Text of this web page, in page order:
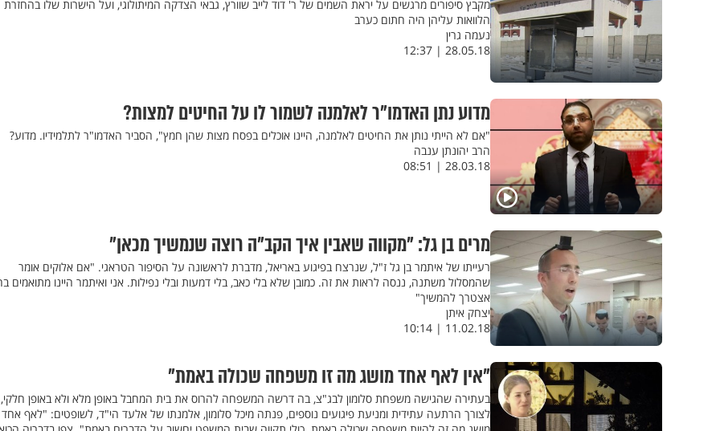
מקבץ סיפורים מרגשים על יראת השמים של ר' דוד לייב שוורץ, גבאי הצדקה המיתולוגי, ועל הישרות שלו בהחזרת
הלוואות עליהן היה חתום כערב
נעמה גרין
28.05.18 | 12:37
מדוע נתן האדמו"ר לאלמנה לשמור לו על החיטים למצות?
"אם לא הייתי נותן את החיטים לאלמנה, היינו אוכלים בפסח מצות שהן חמץ", הסביר האדמו"ר לתלמידיו. מדוע?
הרב יהונתן ענבה
28.03.18 | 08:51
מרים בן גל: "מקווה שאבין איך הקב"ה רוצה שנמשיך מכאן"
רעייתו של איתמר בן גל ז"ל, שנרצח בפיגוע באריאל, מדברת לראשונה על הסיפור הטראגי. "אם אלוקים אומר
שהמסלול משתנה, ננסה לראות את זה. כמובן שלא בלי כאב, בלי דמעות ובלי נפילות. אני ואיתמר היינו מתואמים
אצטרך להמשיך"
יצחק איתן
11.02.18 | 10:14
"אין לאף אחד מושג מה זו משפחה שכולה באמת"
בעתירה שהגישה משפחת סלומון לבג"צ, בה דרשה המשפחה להרוס את בית המחבל באופן מלא ולא באופן חלקי,
לצורך הרתעה עתידית ומניעת פיגועים נוספים, פנתה מיכל סלומון, אלמנתו של אלעד הי"ד, לשופטים: "לאף אחד